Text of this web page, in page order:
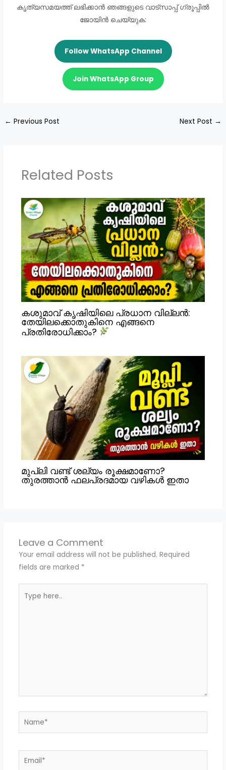
കൃത്യസമയത്ത് ലഭിക്കാൻ ഞങ്ങളുടെ വാട്സാപ്പ് ഗ്രൂപ്പിൽ
ജോയിൻ ചെയ്യുക:
Follow WhatsApp Channel
Join WhatsApp Group
← Previous Post Next Post →
Related Posts
കശുമാവ് കൃഷിയിലെ പ്രധാന വില്ലൻ:
തേയിലക്കൊതുകിനെ എങ്ങനെ
പ്രതിരോധിക്കാം?
മുപ്ലി വണ്ട് ശല്യം രൂക്ഷമാണോ?
തുരത്താൻ ഫലപ്രദമായ വഴികൾ ഇതാ
Leave a Comment
Your email address will not be published. Required
fields are marked *
here..
Name*
Email*